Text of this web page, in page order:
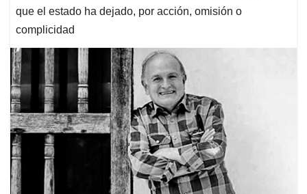
que el estado ha dejado, por acción, omisión o
complicidad